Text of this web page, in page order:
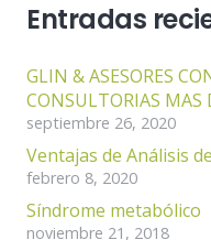
Entradas
GLIN & ASESORES
CONSULTORIAS MAS
septiembre 26, 2020
Ventajas de Análisis
febrero 8, 2020
Síndrome metabólico
noviembre 21, 2018